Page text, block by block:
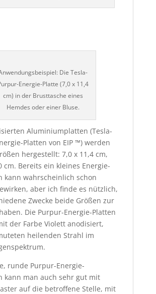
Die Tesla-
Energie-Platte (7,0 x 11,4
cm) in der Brusttasche eines
Hemdes oder einer Bluse.
Aluminiumplatten (Tesla-
Platten von EIP ™) werden
hergestellt: 7,0 x 11,4 cm,
cm. Bereits ein kleines Energie-
kann wahrscheinlich schon
aber ich finde es nützlich,
Zwecke beide Größen zur
Die Purpur-Energie-Platten
der Farbe Violett anodisiert,
heilenden Strahl im
runde Purpur-Energie-
kann man auch sehr gut mit
auf die betroffene Stelle, mit